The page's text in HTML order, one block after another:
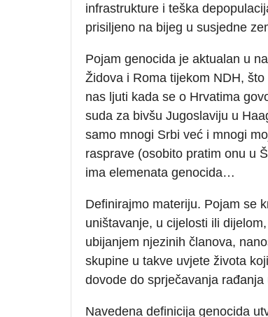
infrastrukture i teška
prisiljeno na bijeg u susjedne
Pojam genocida je aktualan u
Židova i Roma tijekom NDH,
nas ljuti kada se o Hrvatima
suda za bivšu Jugoslaviju u
samo mnogi Srbi već i mnogi
rasprave (osobito pratim onu u
ima elemenata genocida…
Definirajmo materiju. Pojam se
uništavanje, u cijelosti ili
ubijanjem njezinih članova,
skupine u takve uvjete života
dovode do sprječavanja
Navedena definicija genocida